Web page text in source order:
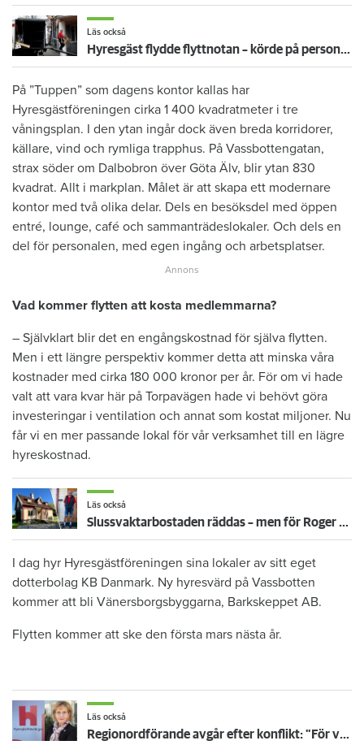
Läs också
Hyresgäst flydde flyttnotan – körde på personalen med bil
På ”Tuppen” som dagens kontor kallas har
Hyresgästföreningen cirka 1 400 kvadratmeter i tre
våningsplan. I den ytan ingår dock även breda korridorer,
källare, vind och rymliga trapphus. På Vassbottengatan,
strax söder om Dalbobron över Göta Älv, blir ytan 830
kvadrat. Allt i markplan. Målet är att skapa ett modernare
kontor med två olika delar. Dels en besöksdel med öppen
entré, lounge, café och sammanträdeslokaler. Och dels en
del för personalen, med egen ingång och arbetsplatser.
Vad kommer flytten att kosta medlemmarna?
– Självklart blir det en engångskostnad för själva flytten.
Men i ett längre perspektiv kommer detta att minska våra
kostnader med cirka 180 000 kronor per år. För om vi hade
valt att vara kvar här på Torpavägen hade vi behövt göra
investeringar i ventilation och annat som kostat miljoner. Nu
får vi en mer passande lokal för vår verksamhet till en lägre
hyreskostnad.
Läs också
Slussvaktarbostaden räddas – men för Roger har flytten redan gått: "Glad att det bevaras"
I dag hyr Hyresgästföreningen sina lokaler av sitt eget
dotterbolag KB Danmark. Ny hyresvärd på Vassbotten
kommer att bli Vänersborgsbyggarna, Barkskeppet AB.
Flytten kommer att ske den första mars nästa år.
Läs också
Regionordförande avgår efter konflikt: "För verksamhetens och mitt måendes skull"